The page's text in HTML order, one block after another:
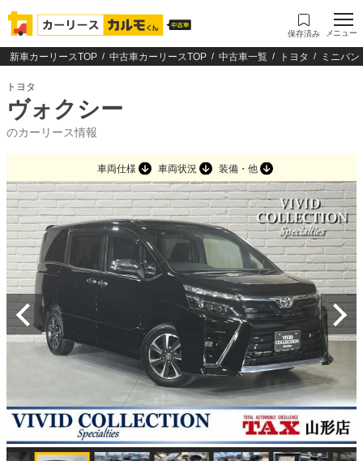
保存済み メニュー
新車カーリースTOP 中古車カーリースTOP 中古車一覧 トヨタ ミニバ
トヨタ
ヴォクシー
のカーリース情報
車両仕様 車両状況 装備・他